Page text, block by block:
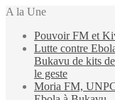
A la Une
Pouvoir FM et
Lutte contre
Bukavu de kits
le geste
Moria FM,